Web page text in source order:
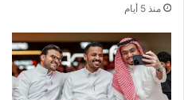
منذ 5 أيام